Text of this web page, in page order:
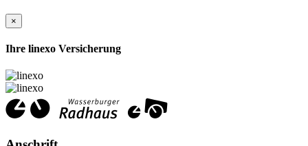
×
Ihre linexo Versicherung